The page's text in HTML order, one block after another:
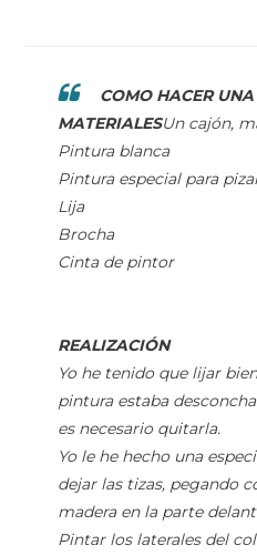
COMO HACER
MATERIALESUn cajón,
Pintura blanca
Pintura especial para
Lija
Brocha
Cinta de pintor
REALIZACIÓN
Yo he tenido que lijar
pintura estaba
es necesario quitarla.
Yo le he hecho una
dejar las tizas, pegando
madera en la parte
Pintar los laterales del